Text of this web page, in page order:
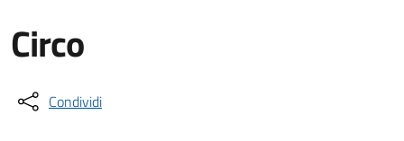
Circo
Condividi